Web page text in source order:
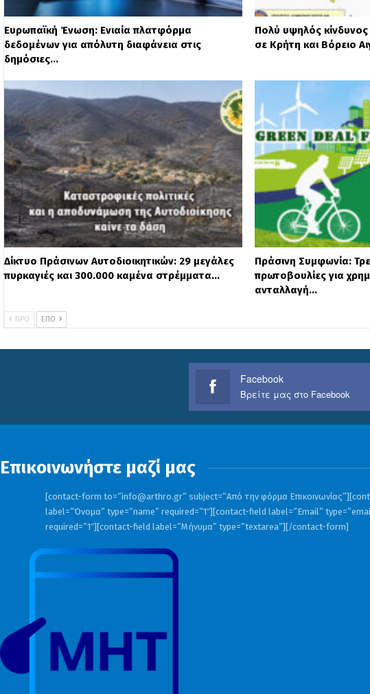
Ευρωπαϊκή Ένωση: Ενιαία πλατφόρμα
δεδομένων για απόλυτη διαφάνεια στις
δημόσιες…
Πολύ υψηλός
σε Κρήτη και Βόρειο
Δίκτυο Πράσινων Αυτοδιοικητικών: 29 μεγάλες
πυρκαγιές και 300.000 καμένα στρέμματα…
Πράσινη Συμφωνία:
πρωτοβουλίες για
ανταλλαγή…
ΠΡΟ ΕΠΌ
Facebook
Βρείτε μας στο Facebook
Επικοινωνήστε μαζί μας
[contact-form to=”info@arthro.gr” subject=”Από την φόρμα
label=”Όνομα” type=”name” required=”1″][contact-field label=”Email”
required=”1″][contact-field label=”Μήνυμα” type=”textarea”][/contact-form]